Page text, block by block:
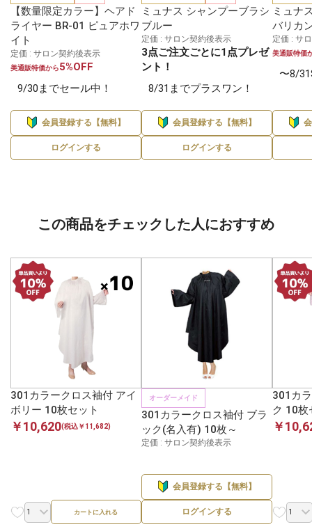
【数量限定カラー】ヘアド
ライヤー BR-01 ピュアホワ
イト
定価 : サロン契約後表示
美通販特価から5%OFF
9/30までセール中！
会員登録する【無料】
ログインする
ミュナス シャンプーブラシ
ブルー
定価 : サロン契約後表示
3点ご注文ごとに1点プレゼ
ント！
8/31までプラスワン！
会員登録する【無料】
ログインする
ミュナ
バリカ
定価 : サ
美通販特価
〜8/
この商品をチェックした人におすすめ
301カラークロス袖付 アイ
ボリー 10枚セット
￥10,620(税込￥11,682)
カートに入れる
オーダーメイド
301カラークロス袖付 ブラ
ック(名入有) 10枚～
定価 : サロン契約後表示
会員登録する【無料】
ログインする
301カ
ク 10枚
￥